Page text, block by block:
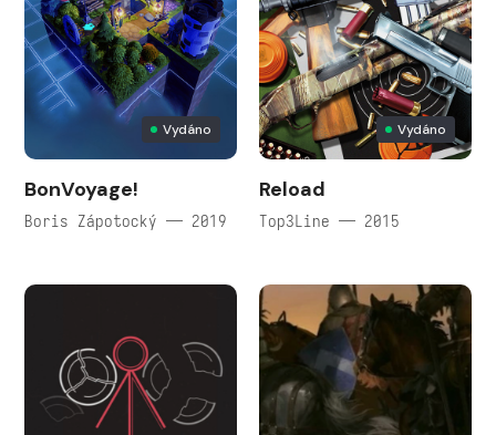
Vydáno
BonVoyage!
Boris Zápotocký — 2019
Vydáno
Reload
Top3Line — 2015